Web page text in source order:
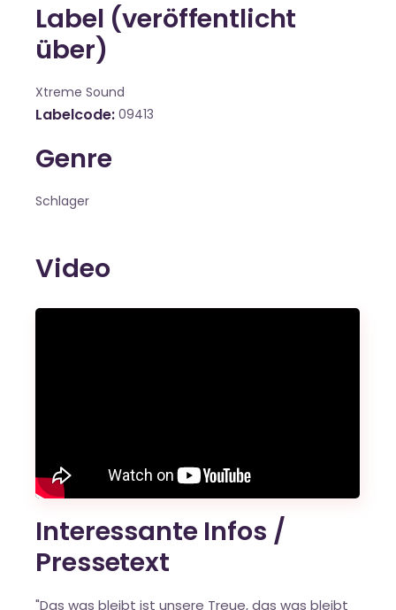
Label (veröffentlicht
über)
Xtreme Sound
Labelcode 09413
Genre
Schlager
Video
Interessante Infos /
Pressetext
"Das was bleibt ist unsere Treue, das was bleibt